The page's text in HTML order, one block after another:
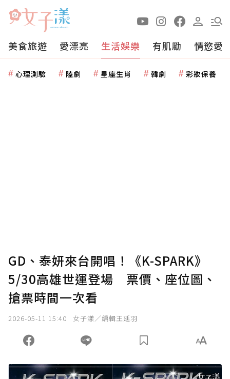
美食旅遊 愛漂亮 生活娛樂 有肌勵 情慾愛
心理測驗 陸劇 星座生肖 韓劇 彩妝保養
GD、泰妍來台開唱！《K-SPARK》
5/30高雄世運登場 票價、座位圖、
搶票時間一次看
2026-05-11 15:40 女子漾／編輯王廷羽